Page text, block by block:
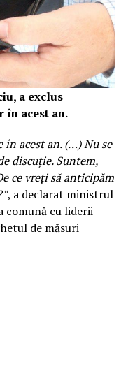
a exclus
în acest an.
în acest an. (…) Nu se
discuţie. Suntem,
ce vreţi să anticipăm
, a declarat ministrul
comună cu liderii
de măsuri